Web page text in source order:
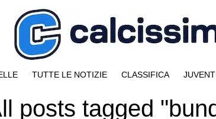
TUTTE LE NOTIZIE CLASSIFICA
posts tagged